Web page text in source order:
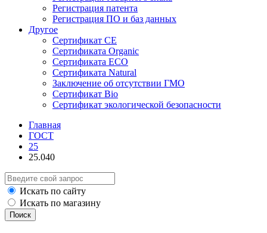
Регистрация патента
Регистрация ПО и баз данных
Другое
Сертификат СЕ
Сертификата Organic
Сертификата ECO
Сертификата Natural
Заключение об отсутствии ГМО
Сертификат Bio
Сертификат экологической безопасности
Главная
ГОСТ
25
25.040
Искать по сайту
Искать по магазину
Поиск